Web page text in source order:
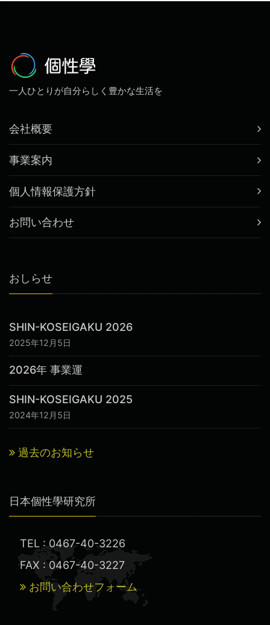
一人ひとりが自分らしく豊かな生活を
会社概要
事業案内
個人情報保護方針
お問い合わせ
おしらせ
SHIN-KOSEIGAKU 2026
2025年12月5日
2026年 事業運
SHIN-KOSEIGAKU 2025
2024年12月5日
過去のお知らせ
日本個性學研究所
TEL : 0467-40-3226
FAX : 0467-40-3227
お問い合わせフォーム